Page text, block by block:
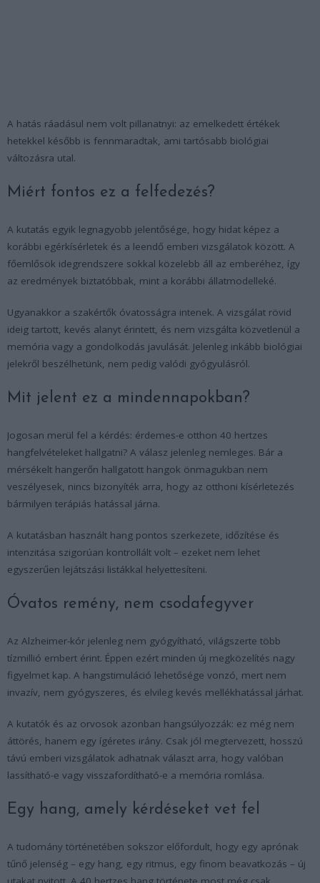
A hatás ráadásul nem volt pillanatnyi: az emelkedett értékek
hetekkel később is fennmaradtak, ami tartósabb biológiai
változásra utal.
Miért fontos ez a felfedezés?
A kutatás egyik legnagyobb jelentősége, hogy hidat képez a
korábbi egérkísérletek és a leendő emberi vizsgálatok között. A
főemlősök idegrendszere sokkal közelebb áll az emberéhez, így
az eredmények biztatóbbak, mint a korábbi állatmodelleké.
Ugyanakkor a szakértők óvatosságra intenek. A vizsgálat rövid
ideig tartott, kevés alanyt érintett, és nem vizsgálta közvetlenül a
memória vagy a gondolkodás javulását. Jelenleg inkább biológiai
jelekről beszélhetünk, nem pedig valódi gyógyulásról.
Mit jelent ez a mindennapokban?
Jogosan merül fel a kérdés: érdemes-e otthon 40 hertzes
hangfelvételeket hallgatni? A válasz jelenleg nemleges. Bár a
mérsékelt hangerőn hallgatott hangok önmagukban nem
veszélyesek, nincs bizonyíték arra, hogy az otthoni kísérletezés
bármilyen terápiás hatással járna.
A kutatásban használt hang pontos szerkezete, időzítése és
intenzitása szigorúan kontrollált volt – ezeket nem lehet
egyszerűen lejátszási listákkal helyettesíteni.
Óvatos remény, nem csodafegyver
Az Alzheimer-kór jelenleg nem gyógyítható, világszerte több
tízmillió embert érint. Éppen ezért minden új megközelítés nagy
figyelmet kap. A hangstimuláció lehetősége vonzó, mert nem
invazív, nem gyógyszeres, és elvileg kevés mellékhatással járhat.
A kutatók és az orvosok azonban hangsúlyozzák: ez még nem
áttörés, hanem egy ígéretes irány. Csak jól megtervezett, hosszú
távú emberi vizsgálatok adhatnak választ arra, hogy valóban
lassítható-e vagy visszafordítható-e a memória romlása.
Egy hang, amely kérdéseket vet fel
A tudomány történetében sokszor előfordult, hogy egy aprónak
tűnő jelenség – egy hang, egy ritmus, egy finom beavatkozás – új